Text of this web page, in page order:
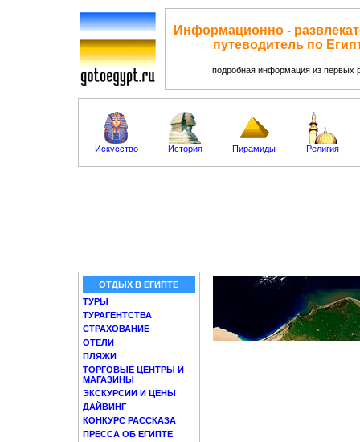
Информационно -
путеводитель по
подробная информация из первых
Искусство История Пирамиды Религия
ОТДЫХ В ЕГИПТЕ
ТУРЫ
ТУРАГЕНТСТВА
СТРАХОВАНИЕ
ОТЕЛИ
ПЛЯЖИ
ТОРГОВЫЕ ЦЕНТРЫ И
МАГАЗИНЫ
ЭКСКУРСИИ И ЦЕНЫ
ДАЙВИНГ
КОНКУРС РАССКАЗА
ПРЕССА ОБ ЕГИПТЕ